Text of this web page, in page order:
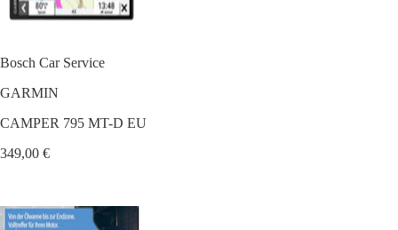
Bosch Car Service
GARMIN
CAMPER 795 MT-D EU
349,00 €